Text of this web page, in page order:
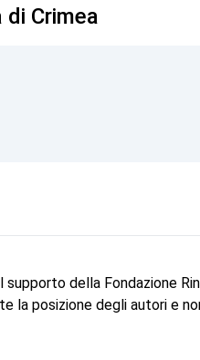
Crimea
della Fondazione
posizione degli autori e